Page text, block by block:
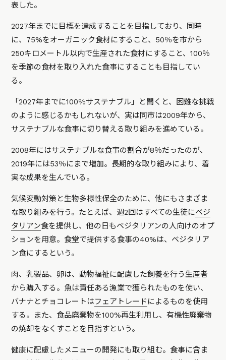
表した。
2027年までに目標を達成することを目指しており、同時
に、75%をオーガニック食材にすること、50％を市から
250キロメートル以内で生産された食材にすること、100％
を季節の食材を取り入れた食事にすることも目指してい
る。
「2027年までに100％サステナブル」と聞くと、困難な挑戦
のように感じるかもしれないが、実は同市は2009年から、
サステナブルな食事に切り替える取り組みを進めている。
2008年にはサステナブルな食事の割合が8％だったのが、
2019年には53％にまで増加。長期的な取り組みにより、着
実な成果を生んでいる。
気候変動対策と生物多様性保全のために、他にもさまざま
な取り組みを行う。たとえば、週2回はすべての生徒にベジ
タリアン食を提供し、他の日もベジタリアンの人向けのオプ
ションを用意。食堂で提供する食事の40%は、ベジタリア
ン食にするという。
肉、乳製品、卵は、動物福祉に配慮した飼養を行う生産者
から購入する。魚は責任ある漁業で獲られたものを使い、
バナナとチョコレートはフェアトレード によるものを使用
する。また、食品廃棄物を100%再生利用し、有機性廃棄物
の焼却をなくすことを目指すという。
健康に配慮したメニューの開発にも取り組む。食事に含ま